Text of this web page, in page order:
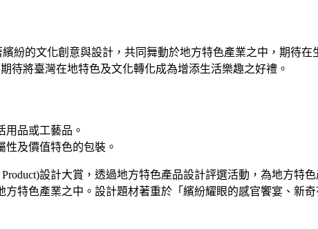
紛的文化創意與設計，共同舞動於地方特色產業之中，期待
待將臺灣在地特色及文化轉化成為增添生活樂趣之好禮。
用品或工藝品。
及價值特色的包裝。
設計大賞，透過地方特色產品設計評選活動，為地方特
方特色產業之中。設計題材著重於「繽紛耀眼的感官饗宴、新